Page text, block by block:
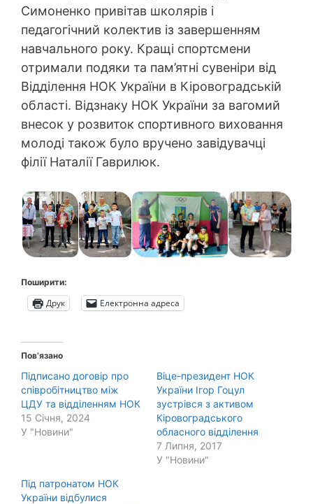
Симоненко привітав школярів і
педагогічний колектив із завершенням
навчального року. Кращі спортсмени
отримали подяки та пам’ятні сувеніри від
Відділення НОК України в Кіровоградській
області. Відзнаку НОК України за вагомий
внесок у розвиток спортивного виховання
молоді також було вручено завідувачці
філії Наталії Гаврилюк.
Поширити:
Друк Електронна адреса
Пов’язано
Підписано договір про
співробітництво між
ЦДУ та відділенням НОК
15 Січня, 2024
У "Новини"
Віце-президент НОК
України Ігор Гоцул
зустрівся з активом
Кіровоградського
обласного відділення
7 Липня, 2017
У "Новини"
Під патронатом НОК
України відбулися